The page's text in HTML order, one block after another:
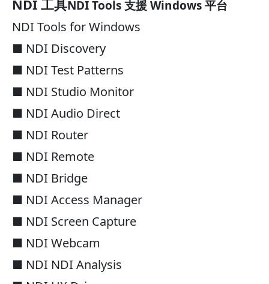
NDI 工具NDI Tools 支援 Windows 平台
NDI Tools for Windows
■ NDI Discovery
■ NDI Test Patterns
■ NDI Studio Monitor
■ NDI Audio Direct
■ NDI Router
■ NDI Remote
■ NDI Bridge
■ NDI Access Manager
■ NDI Screen Capture
■ NDI Webcam
■ NDI NDI Analysis